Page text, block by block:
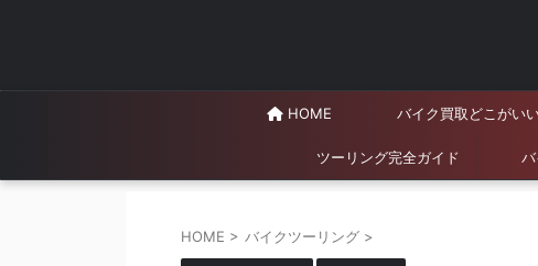
HOME バイク買取どこがい
ツーリング完全ガイド
HOME > バイクツーリング >